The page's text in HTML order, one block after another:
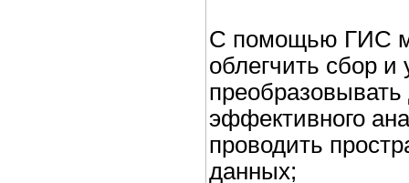
С помощью ГИС
облегчить сбор
эффективного
проводить
данных;